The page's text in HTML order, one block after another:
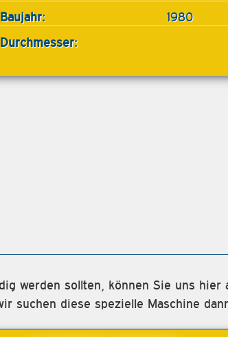
Baujahr:
1980
Durchmesser:
werden sollten, können Sie uns hier
suchen diese spezielle Maschine